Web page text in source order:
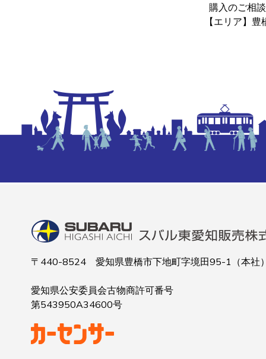
購入のご相
【エリア】
〒440-8524 愛知県豊橋市下地町字境田95-1（本社
愛知県公安委員会古物商許可番号
第543950A34600号